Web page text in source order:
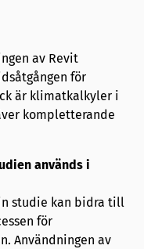
av Revit
för
är klimatkalkyler i
kompletterande
används i
studie kan bidra till
för
Användningen av